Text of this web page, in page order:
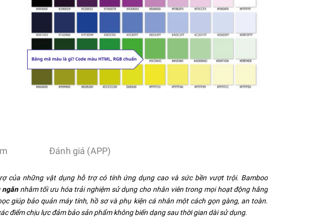
Đánh giá (APP)
của những vật dụng hỗ trợ có tính ứng dụng cao và sức bền vượt trội. Bamboo
ngănnhằm tối ưu hóa trải nghiệm sử dụng cho nhân viên trong mọi hoạt động hằng
giúp bảo quản máy tính, hồ sơ và phụ kiện cá nhân một cách gọn gàng, an toàn.
điểm chịu lực đảm bảo sản phẩm không biến dạng sau thời gian dài sử dụng.